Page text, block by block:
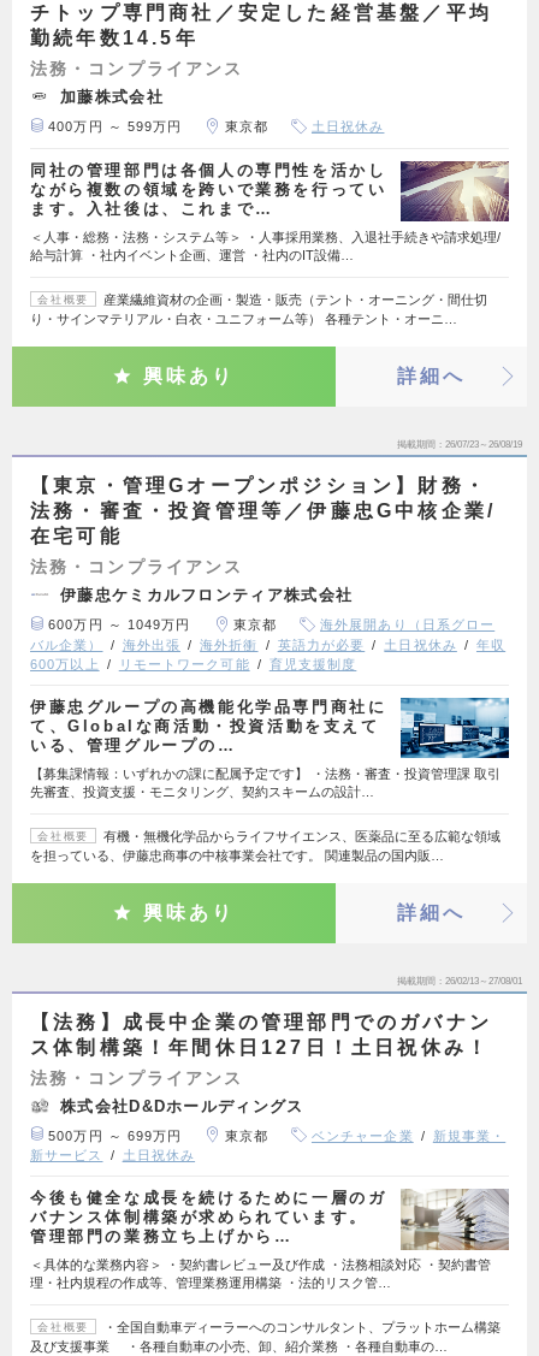
チトップ専門商社／安定した経営基盤／平均
勤続年数14.5年
法務・コンプライアンス
加藤株式会社
400万円 ～ 599万円 東京都 土日祝休み
同社の管理部門は各個人の専門性を活かし
ながら複数の領域を跨いで業務を行ってい
ます。入社後は、これまで…
＜人事・総務・法務・システム等＞ ・人事採用業務、入退社手続きや請求処理/
給与計算 ・社内イベント企画、運営 ・社内のIT設備…
会社概要
産業繊維資材の企画・製造・販売（テント・オーニング・間仕切
り・サインマテリアル・白衣・ユニフォーム等） 各種テント・オーニ…
興味あり 詳細へ
掲載期間 26/07/23～26/08/19
【東京・管理Gオープンポジション】財務・
法務・審査・投資管理等／伊藤忠G中核企業/
在宅可能
法務・コンプライアンス
伊藤忠ケミカルフロンティア株式会社
600万円 ～ 1049万円 東京都
海外展開あり（日系グロー
バル企業）
海外出張 海外折衝 英語力が必要 土日祝休み
年収
600万以上
リモートワーク可能 育児支援制度
伊藤忠グループの高機能化学品専門商社に
て、Globalな商活動・投資活動を支えて
いる、管理グループの…
【募集課情報：いずれかの課に配属予定です】 ・法務・審査・投資管理課 取引
先審査、投資支援・モニタリング、契約スキームの設計…
会社概要
有機・無機化学品からライフサイエンス、医薬品に至る広範な領域
を担っている、伊藤忠商事の中核事業会社です。 関連製品の国内販…
興味あり 詳細へ
掲載期間 26/02/13～27/08/01
【法務】成長中企業の管理部門でのガバナン
ス体制構築！年間休日127日！土日祝休み！
法務・コンプライアンス
株式会社D&Dホールディングス
500万円 ～ 699万円 東京都 ベンチャー企業
新規事業・
新サービス
土日祝休み
今後も健全な成長を続けるために一層のガ
バナンス体制構築が求められています。
管理部門の業務立ち上げから…
＜具体的な業務内容＞ ・契約書レビュー及び作成 ・法務相談対応 ・契約書管
理・社内規程の作成等、管理業務運用構築 ・法的リスク管…
会社概要
・全国自動車ディーラーへのコンサルタント、プラットホーム構築
及び支援事業 ・各種自動車の小売、卸、紹介業務 ・各種自動車の…